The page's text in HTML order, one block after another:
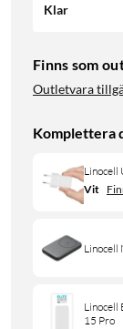
Klar
Finns som
Outletvara
Komplettera
Linocell
Vit
Linocell
Linocell
15 Pro